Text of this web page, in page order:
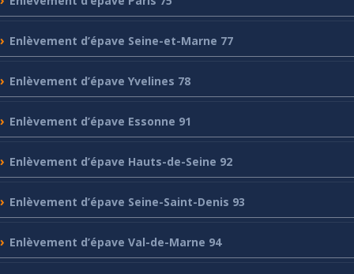
Enlèvement d’épave Seine-et-Marne 77
Enlèvement d’épave Yvelines 78
Enlèvement d’épave Essonne 91
Enlèvement d’épave Hauts-de-Seine 92
Enlèvement d’épave Seine-Saint-Denis 93
Enlèvement d’épave Val-de-Marne 94